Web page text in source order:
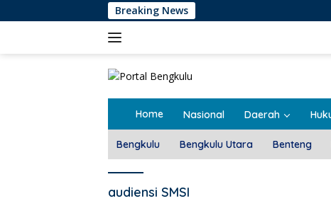
ke
Breaking News
Home Nasional Daerah
Bengkulu Bengkulu Utara Benteng
audiensi SMSI